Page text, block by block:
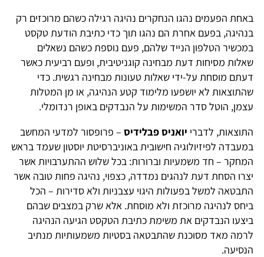
באחת הפעמים נהגו הנחקרים נהיגה רגילה כשהם מרוכזים רק
בנהיגה, בפעם אחרת הם נהגו תוך כדי כתיבת הודעת טקסט
במכשיר הטלפון הנייד שלהם, פעם נוספת כשהם נשאלים
שאלות מסיחות דעת מבחינה קוגניטיבית, ופעם רביעית כאשר
דעתם מוסחת על-ידי שאלות טעונות מבחינה רגשית. כדי
שהתוצאות לא יושפעו מלימוד קטע הנהיגה, או מן המטלות
עצמן, הוטל סדר המשימות על הנבדקים באופן רנדומלי.
התוצאות, לדברי יואניס פבלידיס – פרופסור למדעי המחשב
במעבדה לפיזיולוגיה חישובית באוניברסיטת יוסטון שעמד בראש
המחקר – חד משמעיות וברורות: בכל שלוש ההתערבויות אשר
יצרו הסחת דעת לנהגים נמדדה, כצפוי, נהיגה פחות טובה אשר
התבטאה למשל בפעולות היגוי עצבניות ולא סדירות – הכל
ביחס לנהיגה מרוכזת ולא מוסחת. אלא שרק במצבים שבהם
ביצעו הנבדקים את משימת כתיבת הטקסט הגיעה הנהיגה
לרמה מאד מסוכנת שהתבטאה בסטיות משמעותיות מנתיב
הנסיעה.